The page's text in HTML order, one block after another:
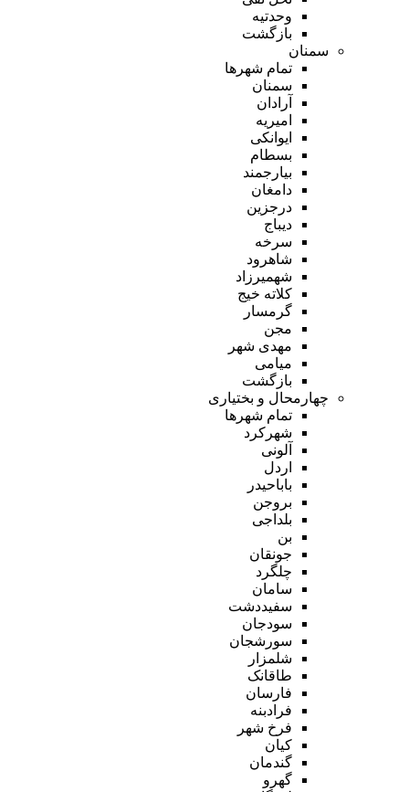
وحدتیه
بازگشت
سمنان
تمام شهر‌ها
سمنان
آرادان
امیریه
ایوانکی
بسطام
بیارجمند
دامغان
درجزین
دیباج
سرخه
شاهرود
شهمیرزاد
کلاته خیج
گرمسار
مجن
مهدی شهر
میامی
بازگشت
چهارمحال و بختیاری
تمام شهر‌ها
شهرکرد
آلونی
اردل
باباحیدر
بروجن
بلداجی
بن
جونقان
چلگرد
سامان
سفیددشت
سودجان
سورشجان
شلمزار
طاقانک
فارسان
فرادبنه
فرخ شهر
کیان
گندمان
گهرو